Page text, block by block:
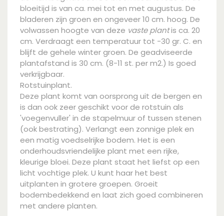
bloeitijd is van ca. mei tot en met augustus. De
bladeren zijn groen en ongeveer 10 cm. hoog. De
volwassen hoogte van deze vaste plantis ca. 20
cm. Verdraagt een temperatuur tot -30 gr. C. en
blijft de gehele winter groen. De geadviseerde
plantafstand is 30 cm. (8-11 st. per m2.) Is goed
verkrijgbaar.
Rotstuinplant.
Deze plant komt van oorsprong uit de bergen en
is dan ook zeer geschikt voor de rotstuin als
'voegenvuller' in de stapelmuur of tussen stenen
(ook bestrating). Verlangt een zonnige plek en
een matig voedselrijke bodem. Het is een
onderhoudsvriendelijke plant met een rijke,
kleurige bloei. Deze plant staat het liefst op een
licht vochtige plek. U kunt haar het best
uitplanten in grotere groepen. Groeit
bodembedekkend en laat zich goed combineren
met andere planten.